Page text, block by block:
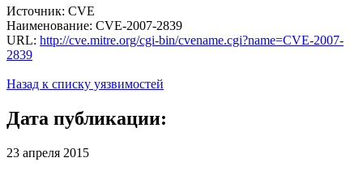
Источник: CVE
Наименование: CVE-2007-2839
URL: http://cve.mitre.org/cgi-bin/cvename.cgi?name=CVE-2007-
2839
Назад к списку уязвимостей
Дата публикации:
23 апреля 2015